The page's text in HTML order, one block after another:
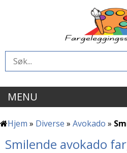
MENU
Hjem » Diverse » Avokado »
Smilende avokado